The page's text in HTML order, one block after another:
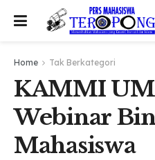
Home Tak Berkategori
KAMMI
Webinar
Mahasiswa